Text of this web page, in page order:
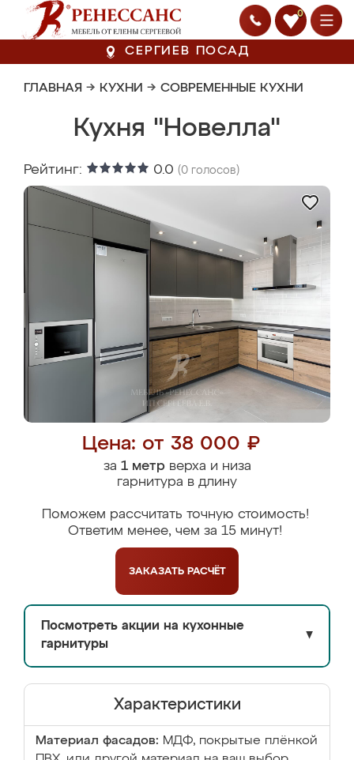
0
СЕРГИЕВ ПОСАД
ГЛАВНАЯ → КУХНИ → СОВРЕМЕННЫЕ КУХНИ
Кухня "Новелла"
Рейтинг: 0.0 (0 голосов)
Цена: от 38 000 ₽
за 1 метрверха и низа
гарнитура в длину
Поможем рассчитать точную стоимость!
Ответим менее, чем за 15 минут!
ЗАКАЗАТЬ РАСЧЁТ
Посмотреть акции на кухонные
гарнитуры
▼
Характеристики
Материал фасадов: МДФ, покрытые плёнкой